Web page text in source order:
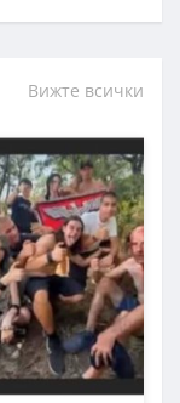
Вижте всички